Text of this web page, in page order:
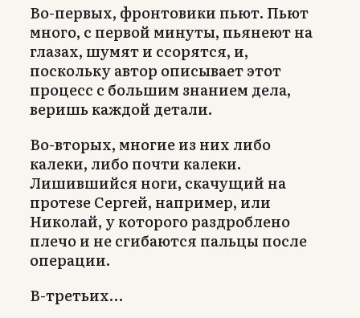
Во-первых, фронтовики пьют. Пьют
много, с первой минуты, пьянеют на
глазах, шумят и ссорятся, и,
поскольку автор описывает этот
процесс с большим знанием дела,
веришь каждой детали.
Во-вторых, многие из них либо
калеки, либо почти калеки.
Лишившийся ноги, скачущий на
протезе Сергей, например, или
Николай, у которого раздроблено
плечо и не сгибаются пальцы после
операции.
В-третьих…